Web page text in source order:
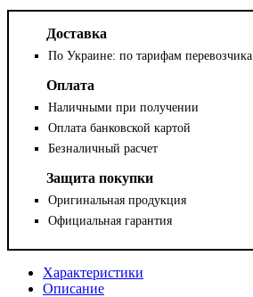
Доставка
По Украине: по тарифам перевозчика
Оплата
Наличными при получении
Оплата банковской картой
Безналичный расчет
Защита покупки
Оригинальная продукция
Официальная гарантия
Характеристики
Описание